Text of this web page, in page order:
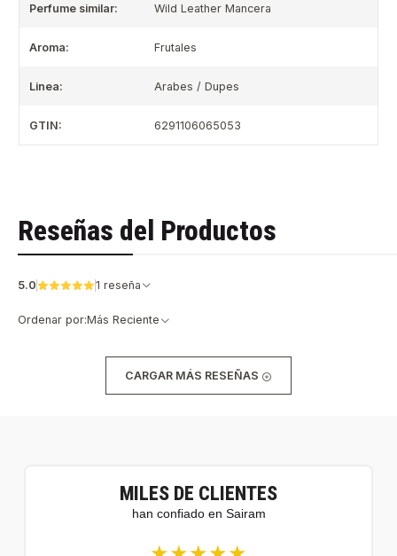
Perfume similar: Wild Leather Mancera
Aroma: Frutales
Linea: Arabes / Dupes
GTIN: 6291106065053
Reseñas del Productos
5.0 1 reseña
Ordenar por:Más Reciente
CARGAR MÁS RESEÑAS
MILES DE CLIENTES
han confiado en Sairam